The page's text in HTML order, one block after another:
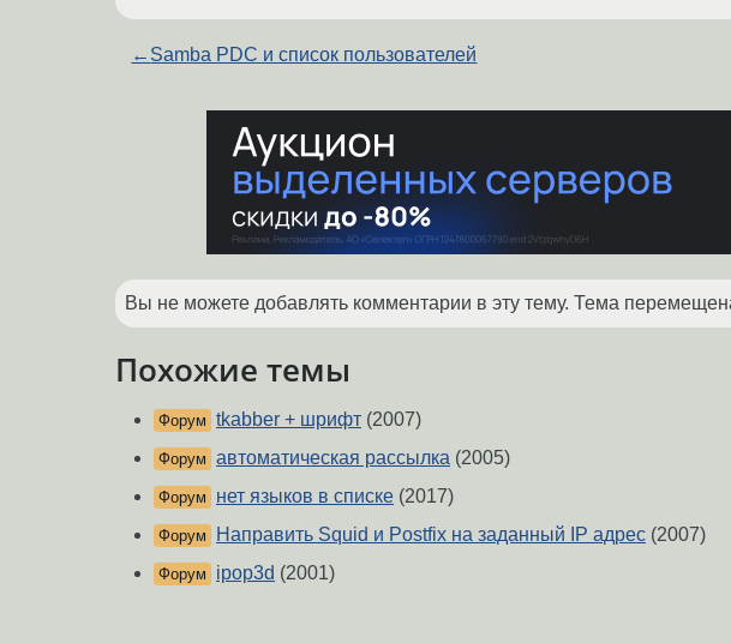
← Samba PDC и список пользователей
Вы не можете добавлять комментарии в эту тему. Тема
Похожие темы
Форум tkabber + шрифт (2007)
Форум автоматическая рассылка (2005)
Форум нет языков в списке (2017)
Форум Направить Squid и Postfix на заданный IP адрес (2007)
Форум ipop3d (2001)